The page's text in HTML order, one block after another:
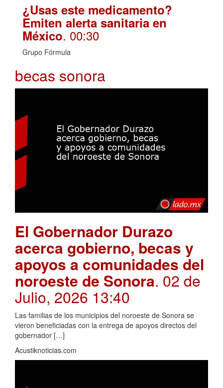
¿Usas este medicamento?
Emiten alerta sanitaria en
México. 00:30
Grupo Fórmula
becas sonora
El Gobernador Durazo
acerca gobierno, becas y
apoyos a comunidades del
noroeste de Sonora. 02 de
Julio, 2026 13:40
Las familias de los municipios del noroeste de Sonora se
vieron beneficiadas con la entrega de apoyos directos del
gobernador […]
Acustiknoticias.com